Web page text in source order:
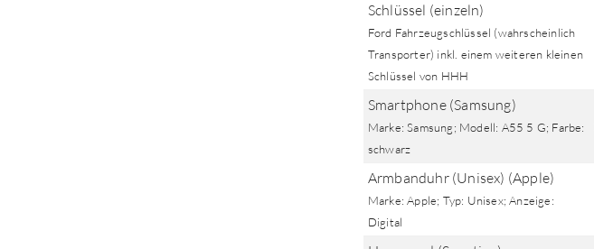
Schlüssel (einzeln)
Ford Fahrzeugschlüssel (wahrscheinlich
Transporter) inkl. einem weiteren kleinen
Schlüssel von HHH
Smartphone (Samsung)
Marke: Samsung; Modell: A55 5 G; Farbe:
schwarz
Armbanduhr (Unisex) (Apple)
Marke: Apple; Typ: Unisex; Anzeige:
Digital